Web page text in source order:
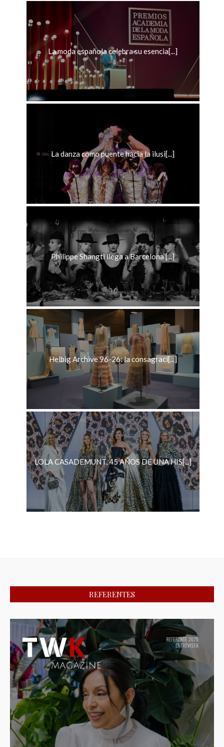
La moda española celebra su esencia[...]
La danza como puente hacia la ilusi[...]
Philippe Shangti llega a Barcelona [...]
Helbig Archive 96-26: la consagraci[...]
LOLA CASADEMUNT, 45 AÑOS DE UNA HIS[...]
REFERENTES